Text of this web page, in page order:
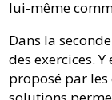
lui-même
Dans la
des exercices.
proposé par les